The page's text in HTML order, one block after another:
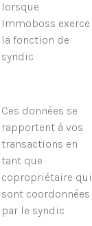
lorsque
Immoboss exerce
la fonction de
syndic
Ces données se
rapportent à vos
transactions en
tant que
copropriétaire qui
sont coordonnées
par le syndic